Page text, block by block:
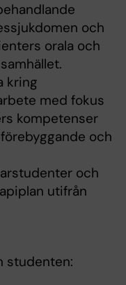
och
orala och
kring
med fokus
kompetenser
och
och
utifrån
studenten: